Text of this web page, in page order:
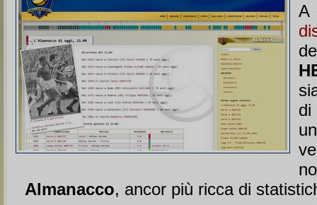
Almanacco, ancor più ricca di